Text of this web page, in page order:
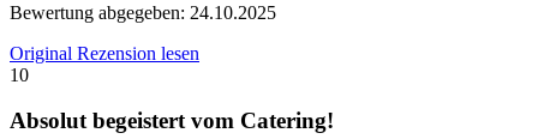
Bewertung abgegeben: 24.10.2025
Original Rezension lesen
10
Absolut begeistert vom Catering!